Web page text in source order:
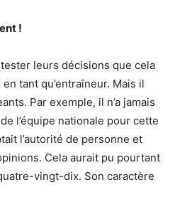
!
leurs décisions que cela
tant qu’entraîneur. Mais il
Par exemple, il n’a jamais
l’équipe nationale pour cette
l’autorité de personne et
Cela aurait pu pourtant
vingt-dix. Son caractère